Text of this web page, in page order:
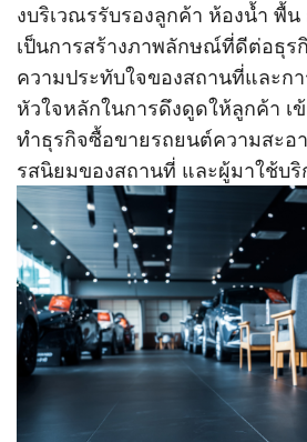
งบริเวณรรับรองลูกค้า ห้องน้ำ พื้
เป็นการสร้างภาพลักษณ์ที่ดีต่อธุร
ความประทับใจของสถานที่และก
หัวใจหลักในการดึงดูดให้ลูกค้า เ
ทำธุรกิจซื้อขายรถยนต์ความสะอ
รสนิยมของสถานที่ และผู้มาใช้บริ